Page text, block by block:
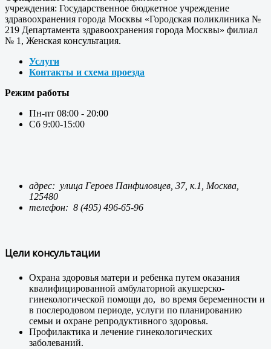
учреждения: Государственное бюджетное учреждение
здравоохранения города Москвы «Городская поликлиника №
219 Департамента здравоохранения города Москвы» филиал
№ 1, Женская консультация.
Услуги
Контакты и схема проезда
Режим работы
Пн-пт 08:00 - 20:00
Сб 9:00-15:00
адрес: улица Героев Панфиловцев, 37, к.1, Москва,
125480
телефон: 8 (495) 496-65-96
Цели консультации
Охрана здоровья матери и ребенка путем оказания
квалифицированной амбулаторной акушерско-
гинекологической помощи до, во время беременности и
в послеродовом периоде, услуги по планированию
семьи и охране репродуктивного здоровья.
Профилактика и лечение гинекологических
заболеваний.